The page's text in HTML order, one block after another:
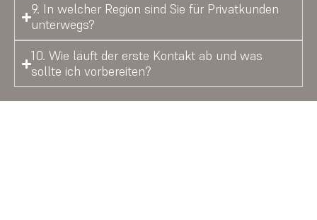
9. In welcher Region sind Sie für Privatkunden
unterwegs?
10. Wie läuft der erste Kontakt ab und was
sollte ich vorbereiten?